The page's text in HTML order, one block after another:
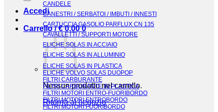
Accedi
Carrello /€0,00 0
Nessun prodotto nel carrello.
Ritorna al negozio
CANDELE
CANESTRI / SERBATOI / IMBUTI / INNESTI
CARTUCCIA GASOLIO PARFLUX CN 135
CAVALLETTI / SUPPORTI MOTORE
ELICHE SOLAS IN ACCIAIO
ELICHE SOLAS IN ALLUMINIO
ELICHE SOLAS IN PLASTICA
ELICHE VOLVO SOLAS DUOPOP
FILTRI CARBURANTE
FILTRI CARBURANTE IN PLASTICA
FILTRI MOTORI ENTRO-FUORIBORDO
FILTRI MOTORI ENTROBORDO
FILTRI MOTORI FUORIBORDO